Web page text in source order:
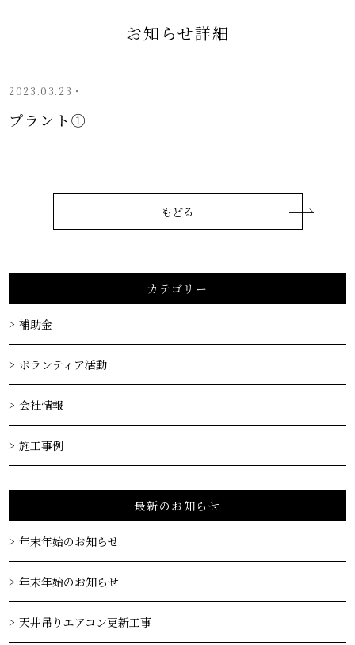
お知らせ詳細
2023.03.23・
プラント①
もどる
カテゴリー
補助金
ボランティア活動
会社情報
施工事例
最新のお知らせ
年末年始のお知らせ
年末年始のお知らせ
天井吊りエアコン更新工事